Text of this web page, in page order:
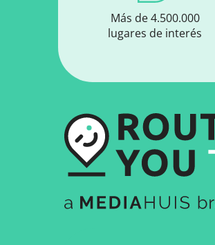
Más de 4.500.000
lugares de interés